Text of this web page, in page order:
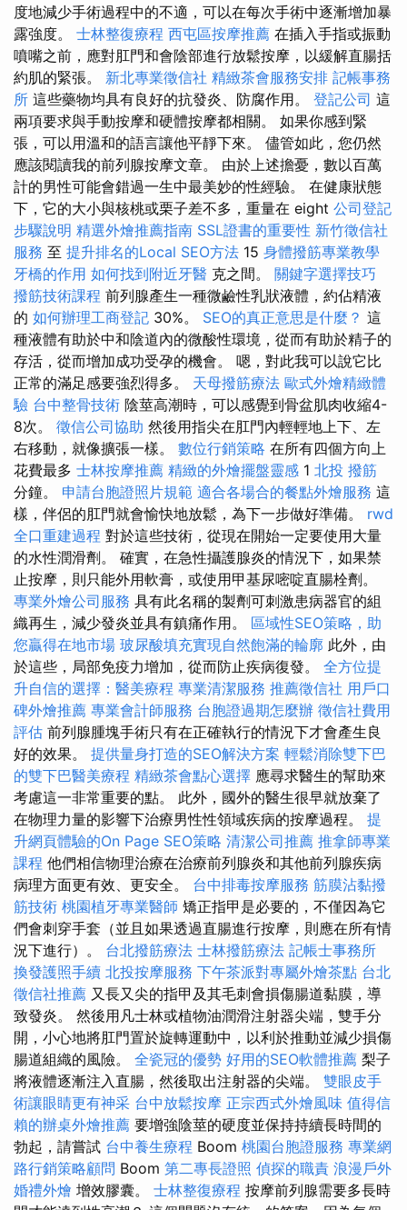
度地減少手術過程中的不適，可以在每次手術中逐漸增加暴
露強度。 士林整復療程 西屯區按摩推薦 在插入手指或振動
噴嘴之前，應對肛門和會陰部進行放鬆按摩，以緩解直腸括
約肌的緊張。 新北專業徵信社 精緻茶會服務安排 記帳事務
所 這些藥物均具有良好的抗發炎、防腐作用。 登記公司 這
兩項要求與手動按摩和硬體按摩都相關。 如果你感到緊
張，可以用溫和的語言讓他平靜下來。 儘管如此，您仍然
應該閱讀我的前列腺按摩文章。 由於上述擔憂，數以百萬
計的男性可能會錯過一生中最美妙的性經驗。 在健康狀態
下，它的大小與核桃或栗子差不多，重量在 eight 公司登記
步驟說明 精選外燴推薦指南 SSL證書的重要性 新竹徵信社
服務 至 提升排名的Local SEO方法 15 身體撥筋專業教學
牙橋的作用 如何找到附近牙醫 克之間。 關鍵字選擇技巧
撥筋技術課程 前列腺產生一種微鹼性乳狀液體，約佔精液
的 如何辦理工商登記 30%。 SEO的真正意思是什麼？ 這
種液體有助於中和陰道內的微酸性環境，從而有助於精子的
存活，從而增加成功受孕的機會。 嗯，對此我可以說它比
正常的滿足感要強烈得多。 天母撥筋療法 歐式外燴精緻體
驗 台中整骨技術 陰莖高潮時，可以感覺到骨盆肌肉收縮4-
8次。 徵信公司協助 然後用指尖在肛門內輕輕地上下、左
右移動，就像擴張一樣。 數位行銷策略 在所有四個方向上
花費最多 士林按摩推薦 精緻的外燴擺盤靈感 1 北投 撥筋
分鐘。 申請台胞證照片規範 適合各場合的餐點外燴服務 這
樣，伴侶的肛門就會愉快地放鬆，為下一步做好準備。 rwd
全口重建過程 對於這些技術，從現在開始一定要使用大量
的水性潤滑劑。 確實，在急性攝護腺炎的情況下，如果禁
止按摩，則只能外用軟膏，或使用甲基尿嘧啶直腸栓劑。
專業外燴公司服務 具有此名稱的製劑可刺激患病器官的組
織再生，減少發炎並具有鎮痛作用。 區域性SEO策略，助
您贏得在地市場 玻尿酸填充實現自然飽滿的輪廓 此外，由
於這些，局部免疫力增加，從而防止疾病復發。 全方位提
升自信的選擇：醫美療程 專業清潔服務 推薦徵信社 用戶口
碑外燴推薦 專業會計師服務 台胞證過期怎麼辦 徵信社費用
評估 前列腺腫塊手術只有在正確執行的情況下才會產生良
好的效果。 提供量身打造的SEO解決方案 輕鬆消除雙下巴
的雙下巴醫美療程 精緻茶會點心選擇 應尋求醫生的幫助來
考慮這一非常重要的點。 此外，國外的醫生很早就放棄了
在物理力量的影響下治療男性性領域疾病的按摩過程。 提
升網頁體驗的On Page SEO策略 清潔公司推薦 推拿師專業
課程 他們相信物理治療在治療前列腺炎和其他前列腺疾病
病理方面更有效、更安全。 台中排毒按摩服務 筋膜沾黏撥
筋技術 桃園植牙專業醫師 矯正指甲是必要的，不僅因為它
們會刺穿手套（並且如果透過直腸進行按摩，則應在所有情
況下進行）。 台北撥筋療法 士林撥筋療法 記帳士事務所
換發護照手續 北投按摩服務 下午茶派對專屬外燴茶點 台北
徵信社推薦 又長又尖的指甲及其毛刺會損傷腸道黏膜，導
致發炎。 然後用凡士林或植物油潤滑注射器尖端，雙手分
開，小心地將肛門置於旋轉運動中，以利於推動並減少損傷
腸道組織的風險。 全瓷冠的優勢 好用的SEO軟體推薦 梨子
將液體逐漸注入直腸，然後取出注射器的尖端。 雙眼皮手
術讓眼睛更有神采 台中放鬆按摩 正宗西式外燴風味 值得信
賴的辦桌外燴推薦 要增強陰莖的硬度並保持持續長時間的
勃起，請嘗試 台中養生療程 Boom 桃園台胞證服務 專業網
路行銷策略顧問 Boom 第二專長證照 偵探的職責 浪漫戶外
婚禮外燴 增效膠囊。 士林整復療程 按摩前列腺需要多長時